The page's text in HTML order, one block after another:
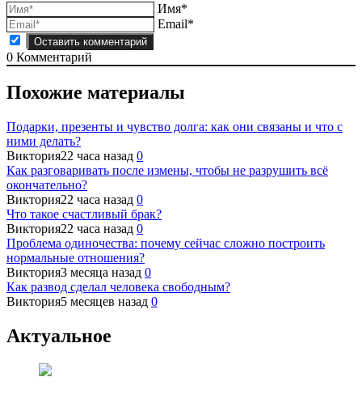
Имя*
Email*
0 Комментарий
Похожие материалы
Подарки, презенты и чувство долга: как они связаны и что с
ними делать?
Виктория22 часа назад 0
Как разговаривать после измены, чтобы не разрушить всё
окончательно?
Виктория22 часа назад 0
Что такое счастливый брак?
Виктория22 часа назад 0
Проблема одиночества: почему сейчас сложно построить
нормальные отношения?
Виктория3 месяца назад 0
Как развод сделал человека свободным?
Виктория5 месяцев назад 0
Актуальное